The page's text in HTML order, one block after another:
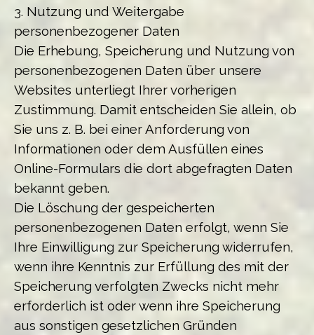
3. Nutzung und Weitergabe
personenbezogener Daten
Die Erhebung, Speicherung und Nutzung von
personenbezogenen Daten über unsere
Websites unterliegt Ihrer vorherigen
Zustimmung. Damit entscheiden Sie allein, ob
Sie uns z. B. bei einer Anforderung von
Informationen oder dem Ausfüllen eines
Online-Formulars die dort abgefragten Daten
bekannt geben.
Die Löschung der gespeicherten
personenbezogenen Daten erfolgt, wenn Sie
Ihre Einwilligung zur Speicherung widerrufen,
wenn ihre Kenntnis zur Erfüllung des mit der
Speicherung verfolgten Zwecks nicht mehr
erforderlich ist oder wenn ihre Speicherung
aus sonstigen gesetzlichen Gründen